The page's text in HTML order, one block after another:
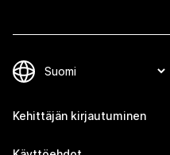
Kehittäjän kirjautuminen